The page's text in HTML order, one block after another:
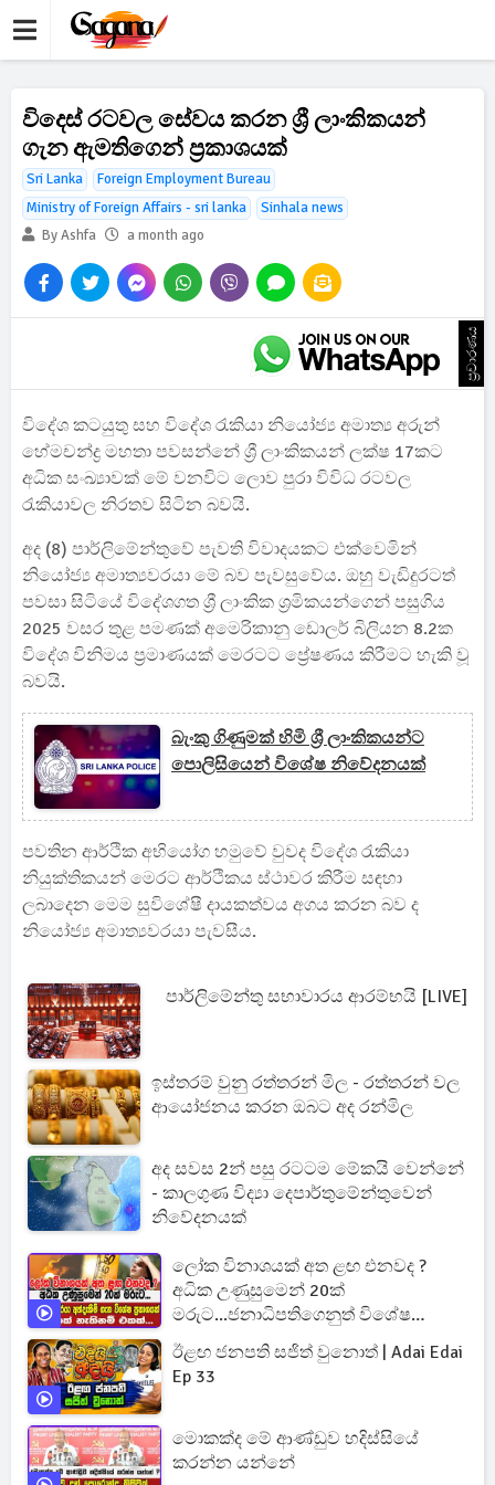
විදෙස් රටවල සේවය කරන ශ්‍රී ලාංකිකයන්
ගැන ඇමතිගෙන් ප්‍රකාශයක්
Sri Lanka
Foreign Employment Bureau
Ministry of Foreign Affairs - sri lanka
Sinhala news
By Ashfa
a month ago
ප්‍රචාරණය
විදේශ කටයුතු සහ විදේශ රැකියා නියෝජ්‍ය අමාත්‍ය අරුන්
හේමචන්ද්‍ර මහතා පවසන්නේ ශ්‍රී ලාංකිකයන් ලක්ෂ 17කට
අධික සංඛ්‍යාවක් මේ වනවිට ලොව පුරා විවිධ රටවල
රැකියාවල නිරතව සිටින බවයි.
අද (8) පාර්ලිමේන්තුවේ පැවති විවාදයකට එක්වෙමින්
නියෝජ්‍ය අමාත්‍යවරයා මේ බව පැවසුවේය. ඔහු වැඩිදුරටත්
පවසා සිටියේ විදේශගත ශ්‍රී ලාංකික ශ්‍රමිකයන්ගෙන් පසුගිය
2025 වසර තුළ පමණක් අමෙරිකානු ඩොලර් බිලියන 8.2ක
විදේශ විනිමය ප්‍රමාණයක් මෙරටට ප්‍රේෂණය කිරීමට හැකි වූ
බවයි.
බැංකු ගිණුමක් හිමි ශ්‍රී ලාංකිකයන්ට
පොලිසියෙන් විශේෂ නිවේදනයක්
පවතින ආර්ථික අභියෝග හමුවේ වුවද විදේශ රැකියා
නියුක්තිකයන් මෙරට ආර්ථිකය ස්ථාවර කිරීම සඳහා
ලබාදෙන මෙම සුවිශේෂී දායකත්වය අගය කරන බව ද
නියෝජ්‍ය අමාත්‍යවරයා පැවසීය.
පාර්ලිමේන්තු සභාවාරය ආරම්භයි [LIVE]
ඉස්තරම් වුනු රත්තරන් මිල - රත්තරන් වල
ආයෝජනය කරන ඔබට අද රන්මිල
අද සවස 2න් පසු රටටම මේකයි වෙන්නේ
- කාලගුණ විද්‍යා දෙපාර්තුමේන්තුවෙන්
නිවේදනයක්
ලෝක විනාශයක් අත ළඟ එනවද ?
අධික උණුසුමෙන් 20ක්
මරුට...ජනාධිපතිගෙනුත් විශේෂ
ප්‍රකාශයක්
ඊළඟ ජනපති සජිත් වුනොත් | Adai Edai
Ep 33
මොකක්ද මේ ආණ්ඩුව හදිස්සියේ
කරන්න යන්නේ